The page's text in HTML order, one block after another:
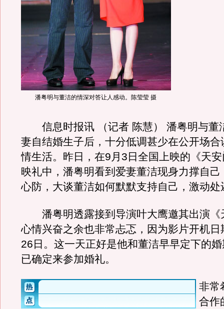
潘粤明与董洁的情深对答让人感动。陈莹莹 摄
信息时报讯 （记者 陈慧） 潘粤明与董
妻自结婚生子后，十分低调甚少在公开场合
情生活。昨日，在9月3日全国上映的《天
映礼中，潘粤明看到爱妻董洁现身力撑自己
心防，大谈董洁如何默默支持自己，激动处
潘粤明透露接到导演叶大鹰邀其出演《
心情兴奋之余也非常忐忑，因为影片开机
26日。这一天正好是他和董洁早早定下的
已确定来参加婚礼。
非常
合作